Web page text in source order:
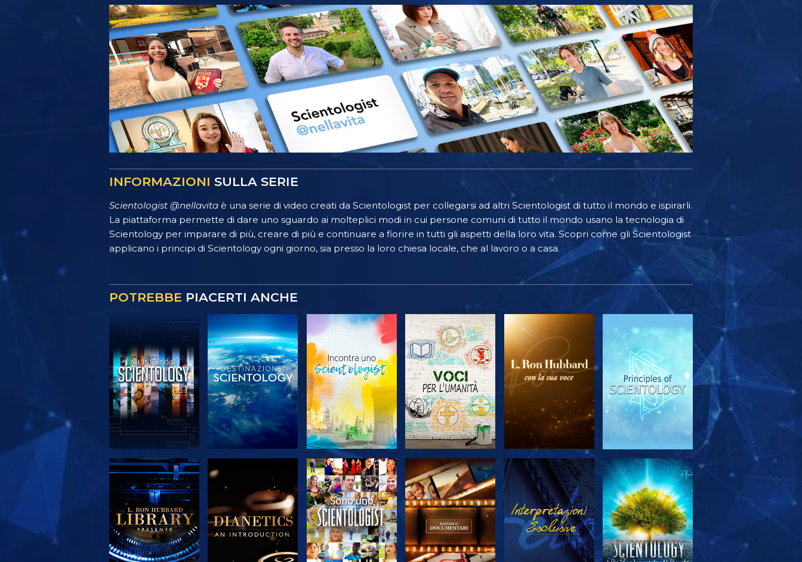
INFORMAZIONI SULLA SERIE
Scientologist @nellavita è una serie di video creati da Scientologist per collegarsi ad altri Scientologist di tutto il mondo e ispirarli.
La piattaforma permette di dare uno sguardo ai molteplici modi in cui persone comuni di tutto il mondo usano la tecnologia di
Scientology per imparare di più, creare di più e continuare a fiorire in tutti gli aspetti della loro vita. Scopri come gli Scientologist
applicano i principi di Scientology ogni giorno, sia presso la loro chiesa locale, che al lavoro o a casa.
POTREBBE PIACERTI ANCHE
ESPLORA LE
SERIE
ESPLORA LE
SERIE
ESPLORA LE
SERIE
ESPLORA LE
SERIE
ESPLORA LE
SERIE
GUARDA